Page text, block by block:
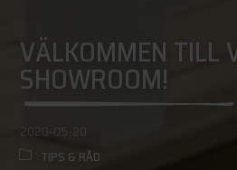
VÄLKOMMEN TILL
SHOWROOM!
2020-05-20
TIPS & RÅD